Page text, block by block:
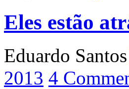
Eles estão
Eduardo Santos
2013 4